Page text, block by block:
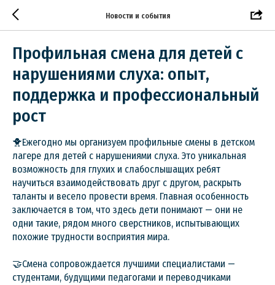
Новости и события
Профильная смена для детей с
нарушениями слуха: опыт,
поддержка и профессиональный
рост
🐥Ежегодно мы организуем профильные смены в детском
лагере для детей с нарушениями слуха. Это уникальная
возможность для глухих и слабослышащих ребят
научиться взаимодействовать друг с другом, раскрыть
таланты и весело провести время. Главная особенность
заключается в том, что здесь дети понимают — они не
одни такие, рядом много сверстников, испытывающих
похожие трудности восприятия мира.
🤝Смена сопровождается лучшими специалистами —
студентами, будущими педагогами и переводчиками